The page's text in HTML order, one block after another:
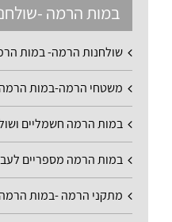
במות הרמה -
שולחנות הרמה- במות
משטחי הרמה-במות הרמה
במות הרמה חשמליים
במות הרמה מספריים
מתקני הרמה -במות